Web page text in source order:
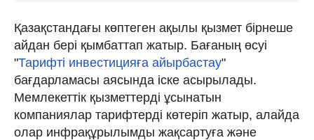
Қазақстандағы көптеген ақылы қызмет бірнеше
айдан бері қымбаттап жатыр. Бағаның өсуі
"Тарифті инвестицияға айырбастау"
бағдарламасы аясында іске асырылады.
Мемлекеттік қызметтерді ұсынатын
компаниялар тарифтерді көтеріп жатыр, алайда
олар инфрақұрылымды жақсартуға және